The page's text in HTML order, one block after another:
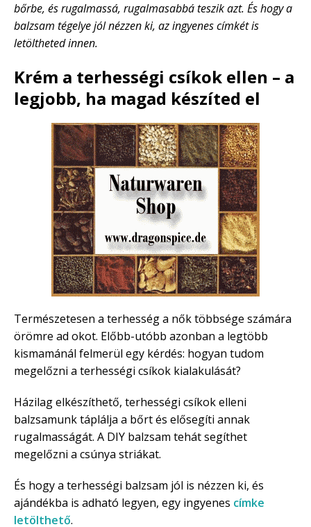
bőrbe, és rugalmassá, rugalmasabbá teszik azt. És hogy a
balzsam tégelye jól nézzen ki, az ingyenes címkét is
letöltheted innen.
Krém a terhességi csíkok ellen – a
legjobb, ha magad készíted el
Természetesen a terhesség a nők többsége számára
örömre ad okot. Előbb-utóbb azonban a legtöbb
kismamánál felmerül egy kérdés: hogyan tudom
megelőzni a terhességi csíkok kialakulását?
Házilag elkészíthető, terhességi csíkok elleni
balzsamunk táplálja a bőrt és elősegíti annak
rugalmasságát. A DIY balzsam tehát segíthet
megelőzni a csúnya striákat.
És hogy a terhességi balzsam jól is nézzen ki, és
ajándékba is adható legyen, egy ingyenes címke
letölthető.